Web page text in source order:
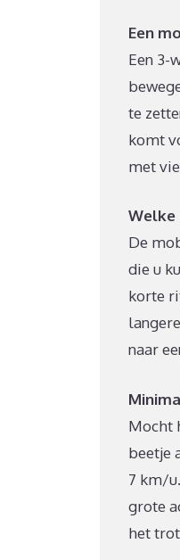
Een
Een 3-
te
komt
met
Welke
De
die u
korte
naar
Mocht
beetje
7 km/
grote
het